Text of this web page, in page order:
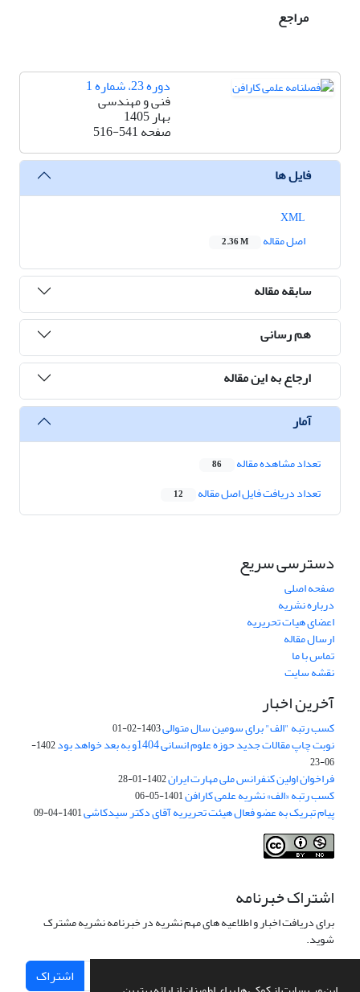
مراجع
دوره 23، شماره 1
فنی و مهندسی
بهار 1405
صفحه516-541
فایل ها
اصل مقاله
2.36 M
سابقه مقاله
هم رسانی
ارجاع به این مقاله
آمار
تعداد مشاهده مقاله 86
تعداد دریافت فایل اصل مقاله 12
دسترسی سریع
صفحه اصلی
درباره نشریه
اعضای هیات تحریریه
ارسال مقاله
تماس با ما
نقشه سایت
آخرین اخبار
کسب رتبه "الف" برای سومین سال متوالی1403-02-01
نوبت چاپ مقالات جدید حوزه علوم انسانی 1404و به بعد خواهد بود
1402-
06-23
فراخوان اولین کنفرانس ملی مهارت ایران1402-01-28
کسب رتبه «الف» نشریه علمی کارافن1401-05-06
پیام تبریک به عضو فعال هیئت تحریریه آقای دکتر سیدکاشی1401-04-09
اشتراک خبرنامه
برای دریافت اخبار و اطلاعیه های مهم نشریه در خبرنامه نشریه مشترک
شوید.
اشتراک